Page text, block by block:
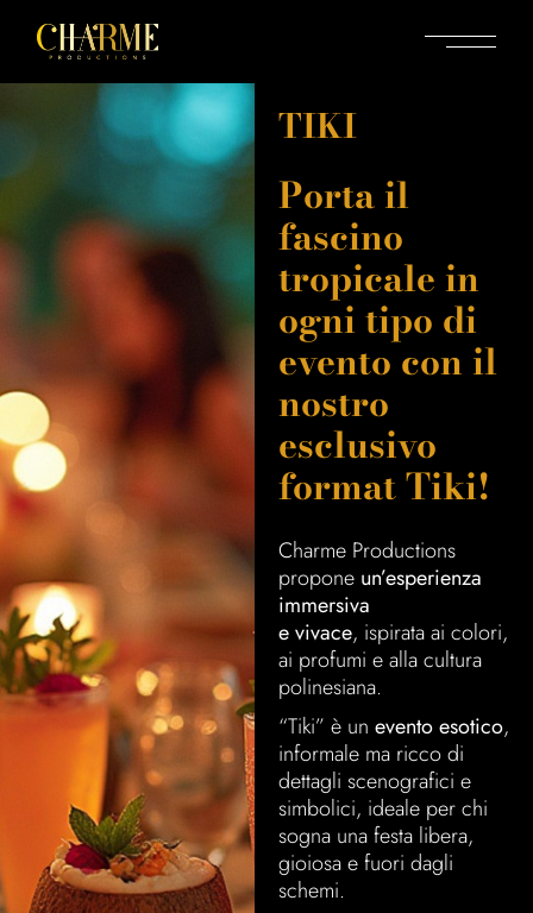
TIKI
Porta il
fascino
tropicale in
ogni tipo di
evento con il
nostro
esclusivo
format Tiki!
Charme Productions
propone un’esperienza
immersiva
e vivace, ispirata ai colori,
ai profumi e alla cultura
polinesiana.
“Tiki” è un evento esotico,
informale ma ricco di
dettagli scenografici e
simbolici, ideale per chi
sogna una festa libera,
gioiosa e fuori dagli
schemi.